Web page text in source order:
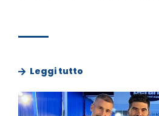
Leggi tutto